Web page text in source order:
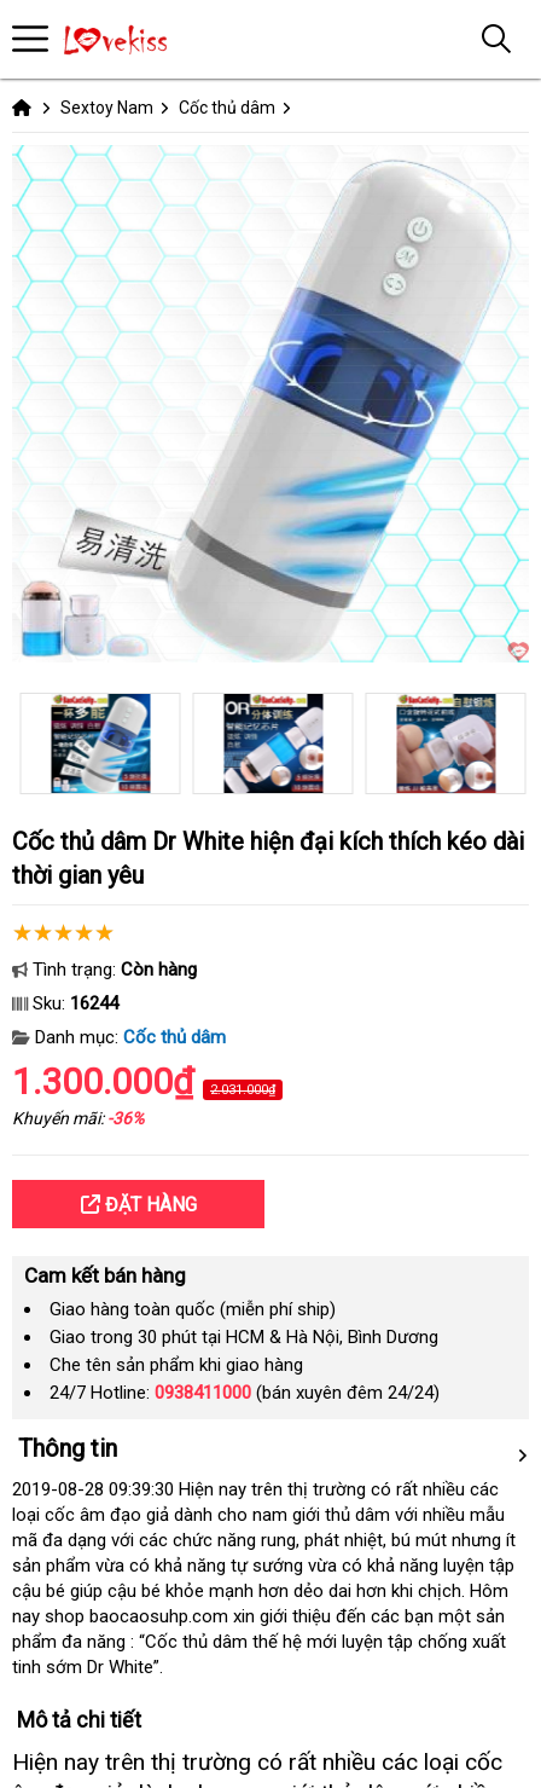
Sextoy Nam Cốc thủ dâm
Cốc thủ dâm Dr White hiện đại kích thích kéo dài
thời gian yêu
Tình trạng: Còn hàng
Sku: 16244
Danh mục: Cốc thủ dâm
1.300.000₫ 2.031.000₫
Khuyến mãi:-36%
ĐẶT HÀNG
Cam kết bán hàng
Giao hàng toàn quốc (miễn phí ship)
Giao trong 30 phút tại HCM & Hà Nội, Bình Dương
Che tên sản phẩm khi giao hàng
24/7 Hotline: 0938411000 (bán xuyên đêm 24/24)
Thông tin
2019-08-28 09:39:30 Hiện nay trên thị trường có rất nhiều các
loại cốc âm đạo giả dành cho nam giới thủ dâm với nhiều mẫu
mã đa dạng với các chức năng rungcung
cấp
, phát nhiệtcũ
, bú mút nhưng ít
sản phẩm vừa có khả năng tự sướng vừa có khả năng luyện tập
cậu bé giúp cậu bé khỏe mạnh hơn dẻo dai hơn khi chịchsử
dụng
. Hôm
nay shop baocaosuhp.com xin giới thiệu đến các bạn một sản
phẩm đa năng : “Cốc thủ dâm thế hệ mới luyện tập chống xuất
tinh sớm Dr White”.
Mô tả chi tiết
giá
Hiện nay trên thị trường có vệ
rất nhiều bảo
các loại cốc